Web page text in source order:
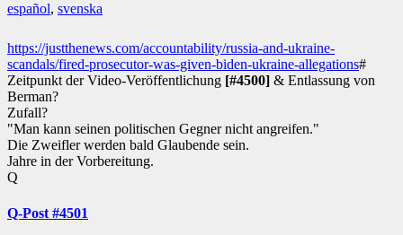
español, svenska
https://justthenews.com/accountability/russia-and-ukraine-
scandals/fired-prosecutor-was-given-biden-ukraine-allegations#
Zeitpunkt der Video-Veröffentlichung [#4500] & Entlassung von
Berman?
Zufall?
"Man kann seinen politischen Gegner nicht angreifen."
Die Zweifler werden bald Glaubende sein.
Jahre in der Vorbereitung.
Q
Q-Post #4501